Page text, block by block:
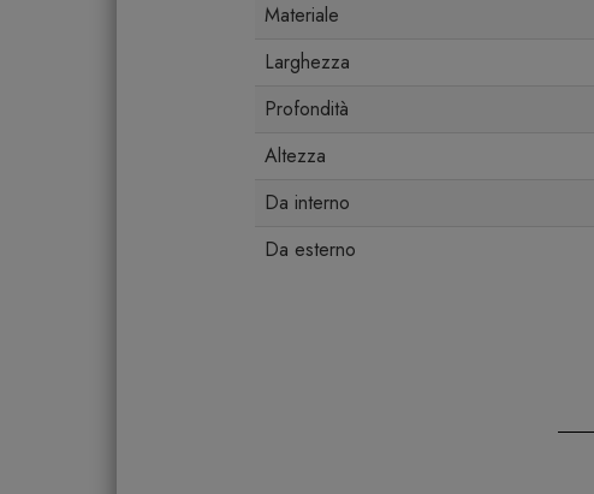
Materiale
Larghezza
Profondità
Altezza
Da interno
Da esterno